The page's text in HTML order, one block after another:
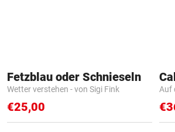
Fetzblau oder Schnieseln
Wetter verstehen - von Sigi Fink
€25,00
Auf